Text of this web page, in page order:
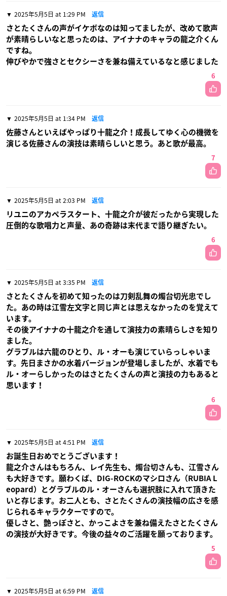
2025年5月5日 at 1:29 PM 返信
さとたくさんの声がイケボなのは知ってましたが、改めて歌声
が素晴らしいなと思ったのは、アイナナのキャラの龍之介くん
ですね。
伸びやかで強さとセクシーさを兼ね備えているなと感じました
6
2025年5月5日 at 1:34 PM 返信
佐藤さんといえばやっぱり十龍之介！成長してゆく心の機微を
演じる佐藤さんの演技は素晴らしいと思う。あと歌が最高。
7
2025年5月5日 at 2:03 PM 返信
リユニのアカペラスタート、十龍之介が彼だったから実現した
圧倒的な歌唱力と声量、あの奇跡は末代まで語り継ぎたい。
6
2025年5月5日 at 3:35 PM 返信
さとたくさんを初めて知ったのは刀剣乱舞の燭台切光忠でし
た。あの時は江雪左文字と同じ声とは思えなかったのを覚えて
います。
その後アイナナの十龍之介を通して演技力の素晴らしさを知り
ました。
グラブルは六龍のひとり、ル・オーも演じていらっしゃいま
す。先日まさかの水着バージョンが登場しましたが、水着でも
ル・オーらしかったのはさとたくさんの声と演技の力もあると
思います！
6
2025年5月5日 at 4:51 PM 返信
お誕生日おめでとうございます！
龍之介さんはもちろん、レイ先生も、燭台切さんも、江雪さん
も大好きです。願わくば、DIG-ROCKのマシロさん（RUBIA L
eopard）とグラブルのル・オーさんも選択肢に入れて頂きた
いと存じます。お二人とも、さとたくさんの演技幅の広さを感
じられるキャラクターですので。
優しさと、艶っぽさと、かっこよさを兼ね備えたさとたくさん
の演技が大好きです。今後の益々のご活躍を願っております。
5
2025年5月5日 at 6:59 PM 返信